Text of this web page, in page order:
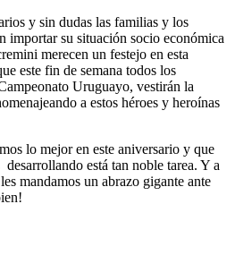
y sin dudas las familias y los
importar su situación socio económica
merecen un festejo en esta
este fin de semana todos los
Uruguayo, vestirán la
a estos héroes y heroínas
lo mejor en este aniversario y que
está tan noble tarea. Y a
mandamos un abrazo gigante ante